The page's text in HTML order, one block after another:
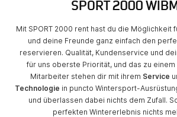
SPORT 2000
Mit SPORT 2000 rent hast du die Möglichkeit
und deine Freunde ganz einfach den
reservieren. Qualität, Kundenservice und
für uns oberste Priorität, und das zu
Mitarbeiter stehen dir mit ihrem Service
Technologie in puncto Wintersport-
und überlassen dabei nichts dem Zufall.
perfekten Wintererlebnis nichts